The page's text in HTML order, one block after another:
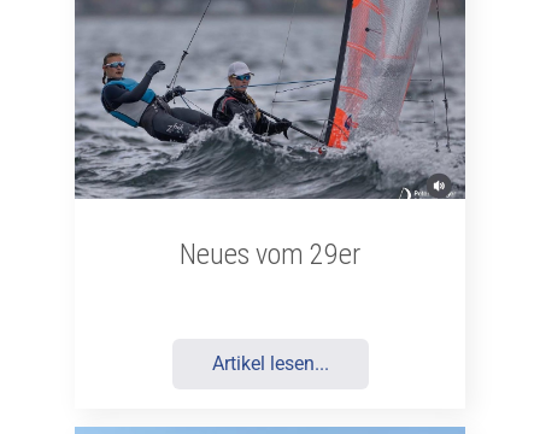
Neues vom 29er
Artikel lesen...